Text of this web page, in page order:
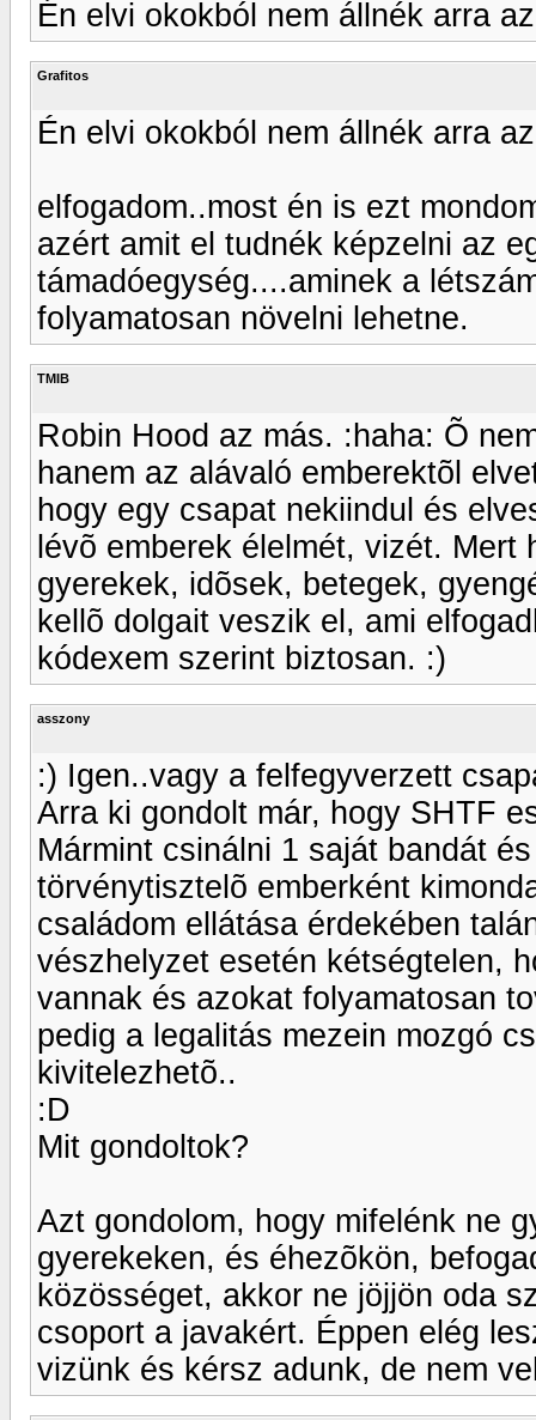
Én elvi okokból nem állnék arra
Grafitos
Én elvi okokból nem állnék arra
elfogadom..most én is ezt
azért amit el tudnék képzelni az
támadóegység....aminek a
folyamatosan növelni lehetne.
TMIB
Robin Hood az más. :haha: Õ
hanem az alávaló emberektõl
hogy egy csapat nekiindul és
lévõ emberek élelmét, vizét.
gyerekek, idõsek, betegek,
kellõ dolgait veszik el, ami
kódexem szerint biztosan. :)
asszony
:) Igen..vagy a felfegyverzett
Arra ki gondolt már, hogy SHTF
Mármint csinálni 1 saját bandát
törvénytisztelõ emberként
családom ellátása érdekében
vészhelyzet esetén kétségtelen,
vannak és azokat folyamatosan
pedig a legalitás mezein mozgó
kivitelezhetõ..
:D
Mit gondoltok?
Azt gondolom, hogy mifelénk ne
gyerekeken, és éhezõkön,
közösséget, akkor ne jöjjön oda
csoport a javakért. Éppen elég
vizünk és kérsz adunk, de nem